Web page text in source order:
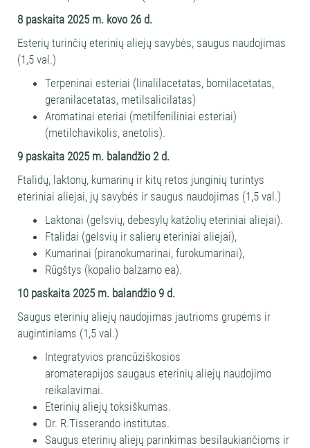
8 paskaita 2025 m. kovo 26 d.
Esterių turinčių eterinių aliejų savybės, saugus naudojimas
(1,5 val.)
Terpeninai esteriai (linalilacetatas, bornilacetatas,
geranilacetatas, metilsalicilatas)
Aromatinai eteriai (metilfeniliniai esteriai)
(metilchavikolis, anetolis).
9 paskaita 2025 m. balandžio 2 d.
Ftalidų, laktonų, kumarinų ir kitų retos junginių turintys
eteriniai aliejai, jų savybės ir saugus naudojimas (1,5 val.)
Laktonai (gelsvių, debesylų katžolių eteriniai aliejai).
Ftalidai (gelsvių ir salierų eteriniai aliejai),
Kumarinai (piranokumarinai, furokumarinai),
Rūgštys (kopalio balzamo ea).
10 paskaita 2025 m. balandžio 9 d.
Saugus eterinių aliejų naudojimas jautrioms grupėms ir
augintiniams (1,5 val.)
Integratyvios prancūziškosios
aromaterapijos saugaus eterinių aliejų naudojimo
reikalavimai.
Eterinių aliejų toksiškumas.
Dr. R.Tisserando institutas.
Saugus eterinių aliejų parinkimas besilaukiančioms ir